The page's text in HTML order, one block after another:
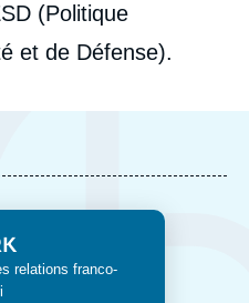
(Politique
et de Défense).
relations franco-